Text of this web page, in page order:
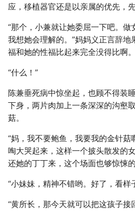
应，移植器官还是以亲属的优先，
“那个，小兼就让她委屈一下吧。做
我想她会理解的。”妈妈义正言辞
福和她的性福比起来完全没得比啊。
“什么！”
陈兼垂死病中惊坐起，也顾不得装
下身，两片肉加上一条深深的沟壑
菇。
“妈，我不要鲍鱼，我要我的金针菇
啕大哭起来，这样一个披头散发的
还她的丁丁来，这个场面也够惊悚的
“小妹妹，精神不错哟。好了，看样
“黄所长，那今天就可以把这孩子接